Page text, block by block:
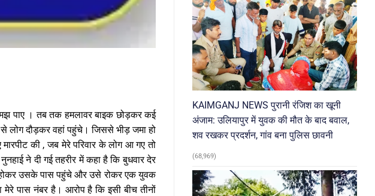
पाए । तब तक हमलावर बाइक छोड़कर कई
लोग दौड़कर वहां पहुंचे। जिससे भीड़ जमा हो
की , जब मेरे परिवार के लोग आ गए तो
ने दी गई तहरीर में कहा है कि बुधवार देर
होकर उसके पास पहुंचे और उसे रोकर एक युवक
पास नंबर है। आरोप है कि इसी बीच तीनों
KAIMGANJ NEWS पुरानी रंजिश का खूनी
अंजाम: उलियापुर में युवक की मौत के बाद बवाल,
शव रखकर प्रदर्शन, गांव बना पुलिस छावनी
(68,969)